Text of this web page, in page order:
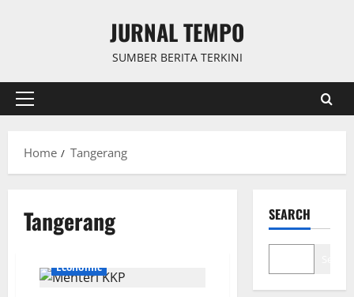
JURNAL TEMPO
SUMBER BERITA TERKINI
Primary
Home
Tangerang
Tangerang
Economic
SEARCH